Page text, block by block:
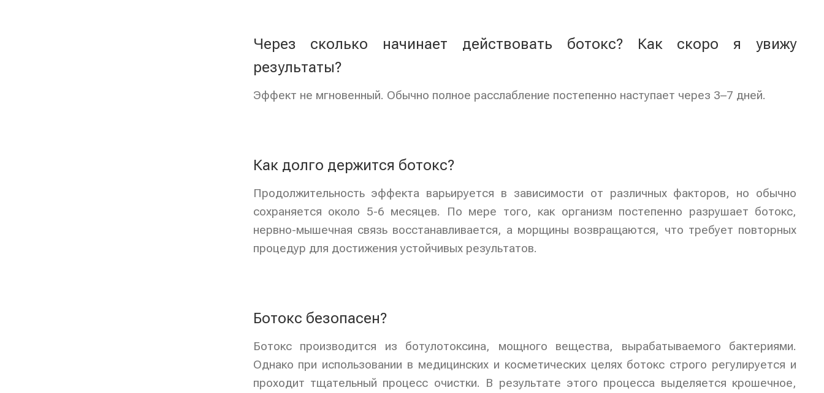
Через сколько начинает действовать ботокс? Как скоро я увижу
результаты?
Эффект не мгновенный. Обычно полное расслабление постепенно наступает через 3–7 дней.
Как долго держится ботокс?
Продолжительность эффекта варьируется в зависимости от различных факторов, но обычно
сохраняется около 5-6 месяцев. По мере того, как организм постепенно разрушает ботокс,
нервно-мышечная связь восстанавливается, а морщины возвращаются, что требует повторных
процедур для достижения устойчивых результатов.
Ботокс безопасен?
Ботокс производится из ботулотоксина, мощного вещества, вырабатываемого бактериями.
Однако при использовании в медицинских и косметических целях ботокс строго регулируется и
проходит тщательный процесс очистки. В результате этого процесса выделяется крошечное,